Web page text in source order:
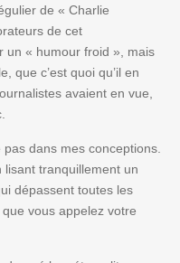
de « Charlie
de cet
un « humour froid », mais
que c’est quoi qu’il en
avaient en vue,
dans mes conceptions.
lisant tranquillement un
dépassent toutes les
vous appelez votre